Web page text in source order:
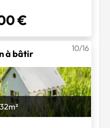
€
à bâtir
10/16
m²